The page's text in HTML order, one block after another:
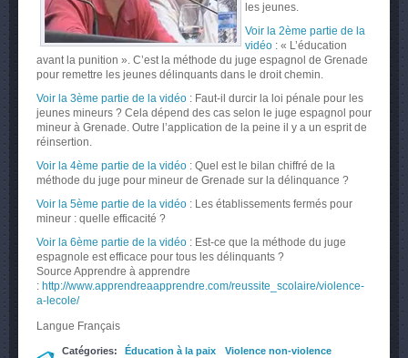
les jeunes.
Voir la 2ème partie de la
vidéo: « L’éducation
avant la punition ». C’est la méthode du juge espagnol de Grenade
pour remettre les jeunes délinquants dans le droit chemin.
Voir la 3ème partie de la vidéo : Faut-il durcir la loi pénale pour les
jeunes mineurs ? Cela dépend des cas selon le juge espagnol pour
mineur à Grenade. Outre l’application de la peine il y a un esprit de
réinsertion.
Voir la 4ème partie de la vidéo : Quel est le bilan chiffré de la
méthode du juge pour mineur de Grenade sur la délinquance ?
Voir la 5ème partie de la vidéo : Les établissements fermés pour
mineur : quelle efficacité ?
Voir la 6ème partie de la vidéo : Est-ce que la méthode du juge
espagnole est efficace pour tous les délinquants ?
Source Apprendre à apprendre
: http://www.apprendreaapprendre.com/reussite_scolaire/violence-
a-lecole/
Langue Français
Catégories: Éducation à la paix
Violence non-violence